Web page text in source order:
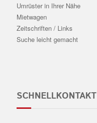
Umrüster in Ihrer Nähe
Mietwagen
Zeitschriften / Links
Suche leicht gemacht
SCHNELLKONTAKT